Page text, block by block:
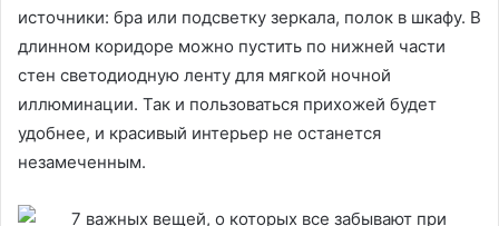
источники: бра или подсветку зеркала, полок в шкафу. В
длинном коридоре можно пустить по нижней части
стен светодиодную ленту для мягкой ночной
иллюминации. Так и пользоваться прихожей будет
удобнее, и красивый интерьер не останется
незамеченным.